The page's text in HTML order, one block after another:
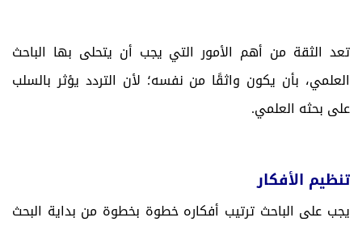
تعد الثقة من أهم الأمور التي يجب أن يتحلى بها الباحث
العلمي، بأن يكون واثقًا من نفسه؛ لأن التردد يؤثر بالسلب
على بحثه العلمي.
تنظيم الأفكار
يجب على الباحث ترتيب أفكاره خطوة بخطوة من بداية البحث